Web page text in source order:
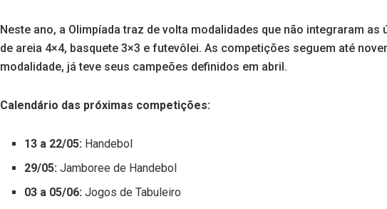
Neste ano, a Olimpíada traz de volta modalidades que não integraram
de areia 4×4, basquete 3×3 e futevôlei. As competições seguem até
modalidade, já teve seus campeões definidos em abril.
Calendário das próximas competições:
13 a 22/05: Handebol
29/05: Jamboree de Handebol
03 a 05/06: Jogos de Tabuleiro